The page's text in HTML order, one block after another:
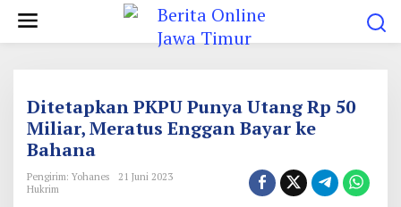
Ditetapkan PKPU Punya Utang Rp 50
Miliar, Meratus Enggan Bayar ke
Bahana
Pengirim: Yohanes
21 Juni 2023
Hukrim